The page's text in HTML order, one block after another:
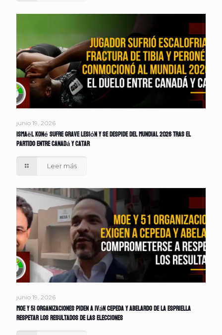
junio 19, 2026
Ismaël Koné sufre grave lesión y se despide del Mundial 2026 tras el
partido entre Canadá y Catar
Leer más
junio 19, 2026
MOE y 51 organizaciones piden a Iván Cepeda y Abelardo de la Espriella
respetar los resultados de las elecciones